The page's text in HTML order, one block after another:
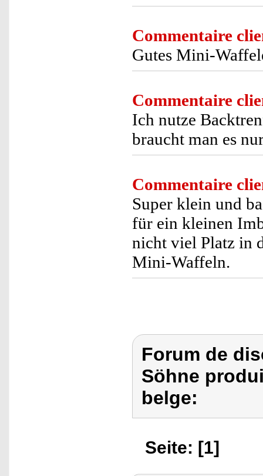
Commentaire
Gutes Mini-
Commentaire
Ich nutze
braucht man es
Commentaire
Super klein und
für ein kleinen
nicht viel Platz in
Mini-Waffeln.
Forum de
Söhne
belge:
Seite: [1]